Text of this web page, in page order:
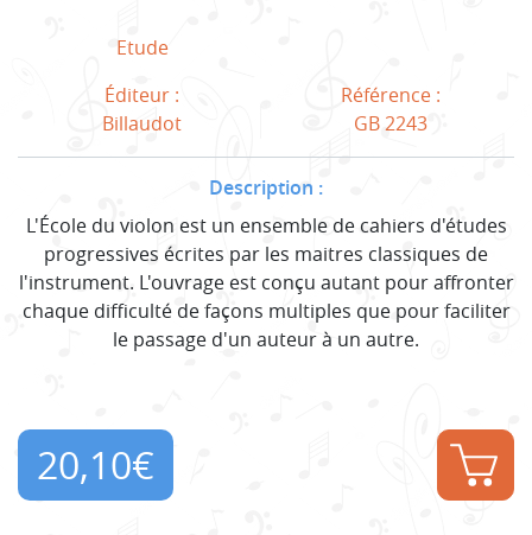
Etude
Éditeur :
Billaudot
Référence :
GB 2243
Description :
L'École du violon est un ensemble de cahiers d'études
progressives écrites par les maitres classiques de
l'instrument. L'ouvrage est conçu autant pour affronter
chaque difficulté de façons multiples que pour faciliter
le passage d'un auteur à un autre.
20,10€